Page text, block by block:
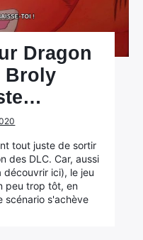
Dragon
Broly
tout juste de sortir
des DLC. Car, aussi
ici), le jeu
peu trop tôt, en
scénario s'achève